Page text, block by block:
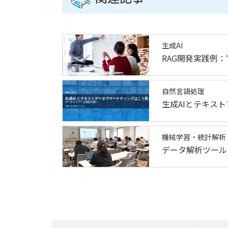
生成AI
RAG開発実践例
自然言語処理
生成AIとテキス
機械学習・統計解析
データ解析ツー